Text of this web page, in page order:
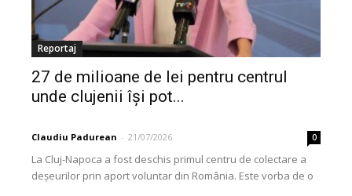
Reportaj
27 de milioane de lei pentru centrul
unde clujenii își pot...
Claudiu Padurean - 21/07/2026 0
La Cluj-Napoca a fost deschis primul centru de colectare a
deșeurilor prin aport voluntar din România. Este vorba de o